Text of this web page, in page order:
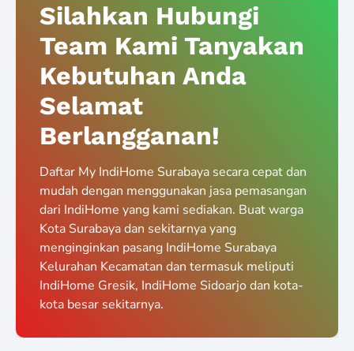
Silahkan Hubungi
Team Kami Tanyakan
Kebutuhan Anda
Selamat
Berlangganan!
Daftar My IndiHome Surabaya secara cepat dan
mudah dengan menggunakan jasa pemasangan
dari IndiHome yang kami sediakan. Buat warga
Kota Surabaya dan sekitarnya yang
menginginkan pasang IndiHome Surabaya
Kelurahan Kecamatan dan termasuk meliputi
IndiHome Gresik, IndiHome Sidoarjo dan kota-
kota besar sekitarnya.